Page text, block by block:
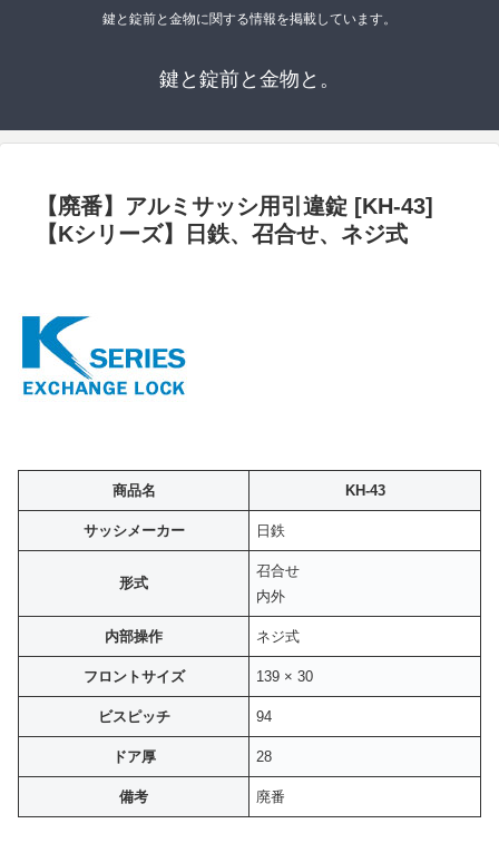
鍵と錠前と金物に関する情報を掲載しています。
鍵と錠前と金物と。
【廃番】アルミサッシ用引違錠 [KH-43]
【Kシリーズ】日鉄、召合せ、ネジ式
商品名 KH-43
サッシメーカー 日鉄
形式
召合せ
内外
内部操作 ネジ式
フロントサイズ 139 × 30
ビスピッチ 94
ドア厚 28
備考 廃番